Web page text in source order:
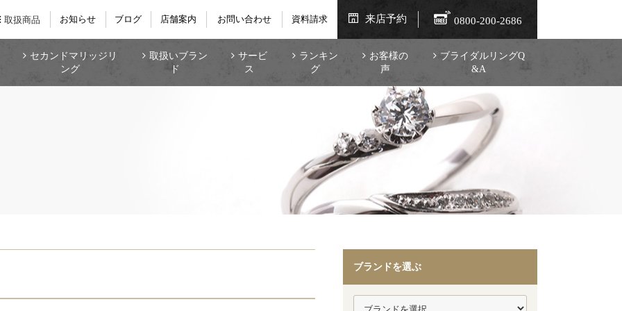
取扱商品 お知らせ ブログ 店舗案内 お問い合わせ 資料請求 来店予約 0800-200-2686
セカンドマリッジリ
ング
取扱いブラン
ド
サービ
ス
ランキン
グ
お客様の
声
ブライダルリングQ
&A
ブランドを選ぶ